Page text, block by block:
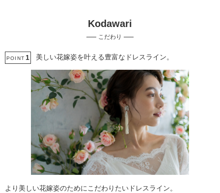
マタニティフォト
ペットと撮影
Kodawari
こだわり
POINT 1 美しい花嫁姿を叶える豊富なドレスライン。
より美しい花嫁姿のためにこだわりたいドレスライン。